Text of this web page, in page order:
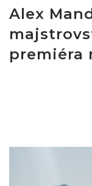
Alex
premiéra